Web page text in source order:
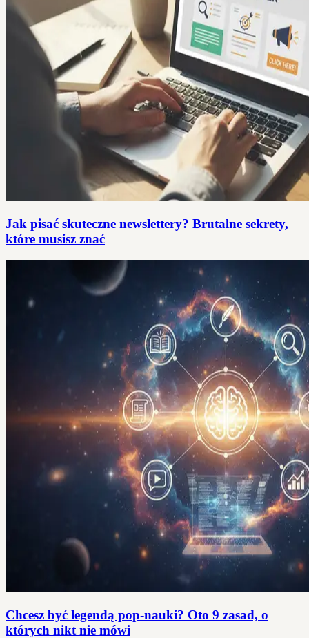
Jak pisać skuteczne newslettery? Brutalne sekrety,
które musisz znać
Chcesz być legendą pop-nauki? Oto 9 zasad, o
których nikt nie mówi